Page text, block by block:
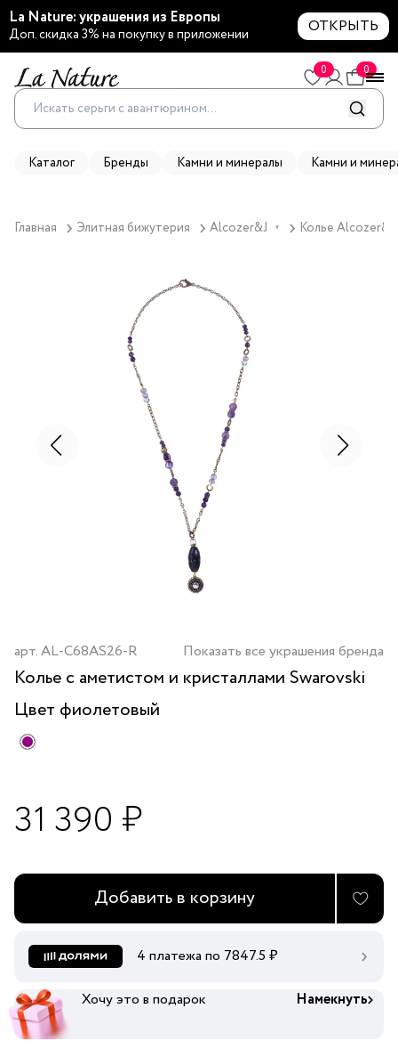
La Nature: украшения из Европы
Доп. скидка 3% на покупку в приложении ОТКРЫТЬ
0 0
Каталог Бренды Камни и минералы Камни и
Главная Элитная бижутерия Alcozer&J ▼ Колье
арт.AL-C68AS26-R Показать все украшения бренда
Колье с аметистом и кристаллами Swarovski
Цвет фиолетовый
31 390 ₽
Добавить в корзину
4 платежа по 7847.5 ₽
Хочу это в подарок Намекнуть